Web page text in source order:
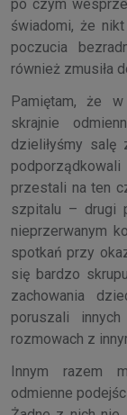
po czym
świadomi, że
poczucia
również zmusiła
Pamiętam, że
skrajnie
dzieliłyśmy salę
przestali na ten
szpitalu – drugi
nieprzerwanym
spotkań przy
się bardzo
zachowania
poruszali
rozmowach z
Innym razem
odmienne